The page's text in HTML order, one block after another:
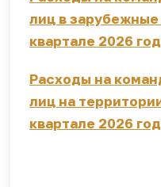
лиц в зарубежные
квартале 2026
Расходы на
лиц на
квартале 2026